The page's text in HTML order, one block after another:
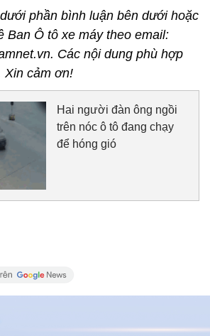
phần bình luận bên dưới hoặc
Ban Ô tô xe máy theo email:
Các nội dung phù hợp
Xin cảm ơn!
Hai người đàn ông ngồi
trên nóc ô tô đang chạy
để hóng gió